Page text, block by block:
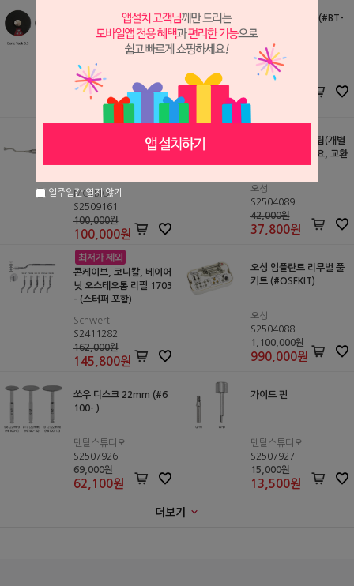
자동 본택 케이스 (본택 2
1EA 포함)(#BT-CASE
MCTBIO
S2509163
150,000원
150,000 원
자동 본택 케이스 (#BT-
CASE5)
MCTBIO
S2509162
본택 홀더 (#BT-HD)
MCTBIO
S2509161
100,000원
100,000원
임플란트 리무벌 팁(개별
발주 1~2개월 소요, 교환
반품불가)
오성
S2504089
42,000원
37,800원
콘케이브, 코니칼, 베이어
닛 오스테오톰 리필 1703
- (스터퍼 포함)
Schwert
S2411282
162,000원
145,800원
오성 임플란트 리무벌 풀
키트 (#OSFKIT)
오성
S2504088
1,100,000원
990,000원
쏘우 디스크 22mm (#6
100- )
덴탈스튜디오
S2507926
69,000원
62,100원
가이드 핀
덴탈스튜디오
S2507927
15,000원
13,500원
더보기
일주일간 열지 않기